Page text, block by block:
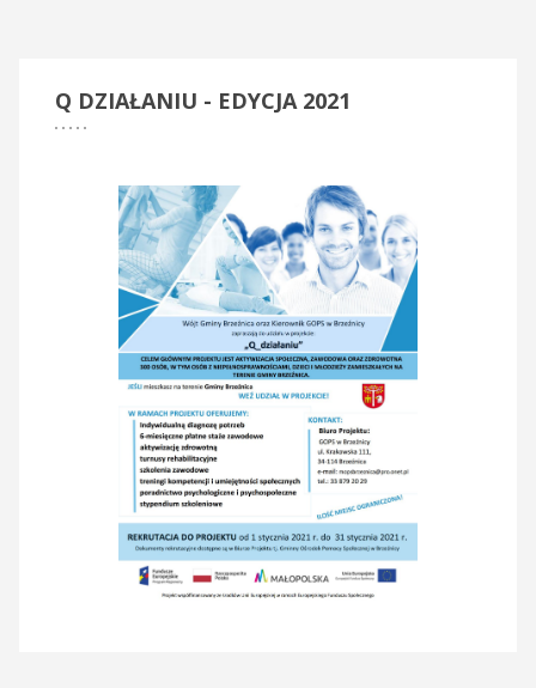
Klub Seniora - Brzeźnica
Q DZIAŁANIU - EDYCJA 2021